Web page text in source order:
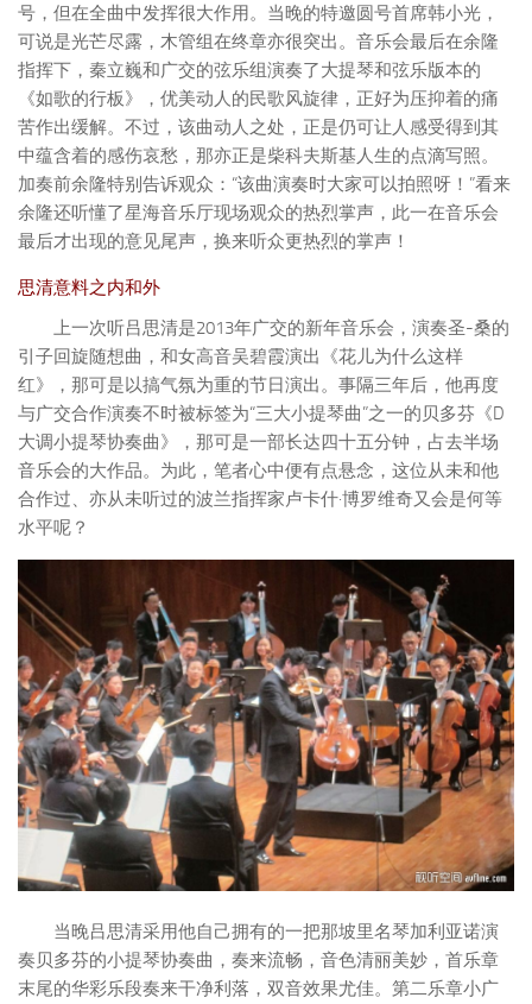
号，但在全曲中发挥很大作用。当晚的特邀圆号首席韩小光，
可说是光芒尽露，木管组在终章亦很突出。音乐会最后在余隆
指挥下，秦立巍和广交的弦乐组演奏了大提琴和弦乐版本的
《如歌的行板》，优美动人的民歌风旋律，正好为压抑着的痛
苦作出缓解。不过，该曲动人之处，正是仍可让人感受得到其
中蕴含着的感伤哀愁，那亦正是柴科夫斯基人生的点滴写照。
加奏前余隆特别告诉观众：“该曲演奏时大家可以拍照呀！”看来
余隆还听懂了星海音乐厅现场观众的热烈掌声，此一在音乐会
最后才出现的意见尾声，换来听众更热烈的掌声！
思清意料之内和外
上一次听吕思清是2013年广交的新年音乐会，演奏圣-桑的
引子回旋随想曲，和女高音吴碧霞演出《花儿为什么这样
红》，那可是以搞气氛为重的节日演出。事隔三年后，他再度
与广交合作演奏不时被标签为“三大小提琴曲”之一的贝多芬《D
大调小提琴协奏曲》，那可是一部长达四十五分钟，占去半场
音乐会的大作品。为此，笔者心中便有点悬念，这位从未和他
合作过、亦从未听过的波兰指挥家卢卡什·博罗维奇又会是何等
水平呢？
当晚吕思清采用他自己拥有的一把那坡里名琴加利亚诺演
奏贝多芬的小提琴协奏曲，奏来流畅，音色清丽美妙，首乐章
末尾的华彩乐段奏来干净利落，双音效果尤佳。第二乐章小广